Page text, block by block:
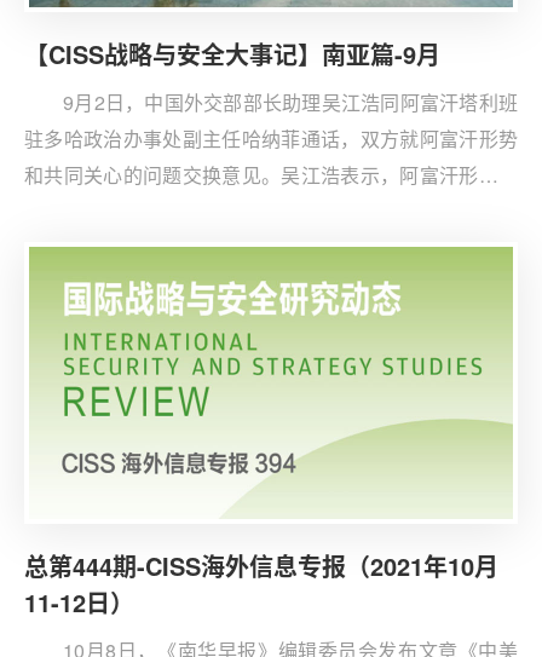
【CISS战略与安全大事记】南亚篇-9月
9月2日，中国外交部部长助理吴江浩同阿富汗塔利班
驻多哈政治办事处副主任哈纳菲通话，双方就阿富汗形势
和共同关心的问题交换意见。吴江浩表示，阿富汗形势发
一贯尊重阿富汗主权独立和领土完整，奉行面向全体阿富
汗人民的友好政策。希望阿尽快实现和平稳定，重建美好
家园。
总第444期-CISS海外信息专报（2021年10月
11-12日）
10月8日，《南华早报》编辑委员会发布文章《中美